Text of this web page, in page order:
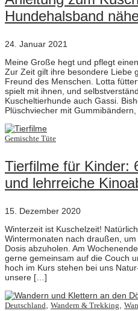
Hundehalsband
24. Januar 2021
Meine Große hegt und pflegt
Zur Zeit gilt ihre besondere Liebe
Freund des Menschen. Lotta
spielt mit ihnen, und
Kuscheltierhunde auch Gassi.
Plüschviecher mit
Gemischte Tüte
Tierfilme für Kinder:
und lehrreiche
15. Dezember 2020
Winterzeit ist Kuschelzeit!
Wintermonaten nach draußen,
Dosis abzuholen. Am
gerne gemeinsam auf die Couch
hoch im Kurs stehen bei uns
unsere […]
Deutschland Wandern & Trekking